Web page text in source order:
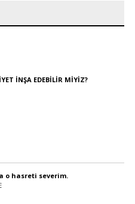
İNŞA EDEBİLİR MİYİZ?
o hasreti severim.